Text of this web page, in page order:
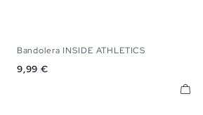
Bandolera INSIDE ATHLETICS
Precio
9,99 €